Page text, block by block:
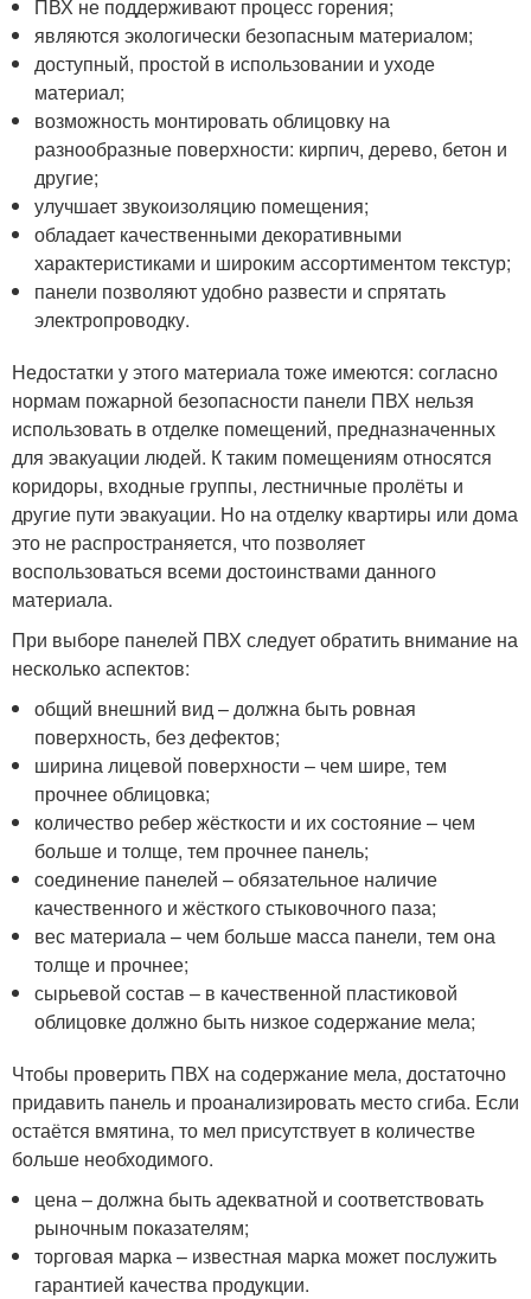
ПВХ не поддерживают процесс горения;
являются экологически безопасным материалом;
доступный, простой в использовании и уходе
материал;
возможность монтировать облицовку на
разнообразные поверхности: кирпич, дерево, бетон и
другие;
улучшает звукоизоляцию помещения;
обладает качественными декоративными
характеристиками и широким ассортиментом текстур;
панели позволяют удобно развести и спрятать
электропроводку.
Недостатки у этого материала тоже имеются: согласно
нормам пожарной безопасности панели ПВХ нельзя
использовать в отделке помещений, предназначенных
для эвакуации людей. К таким помещениям относятся
коридоры, входные группы, лестничные пролёты и
другие пути эвакуации. Но на отделку квартиры или дома
это не распространяется, что позволяет
воспользоваться всеми достоинствами данного
материала.
При выборе панелей ПВХ следует обратить внимание на
несколько аспектов:
общий внешний вид – должна быть ровная
поверхность, без дефектов;
ширина лицевой поверхности – чем шире, тем
прочнее облицовка;
количество ребер жёсткости и их состояние – чем
больше и толще, тем прочнее панель;
соединение панелей – обязательное наличие
качественного и жёсткого стыковочного паза;
вес материала – чем больше масса панели, тем она
толще и прочнее;
сырьевой состав – в качественной пластиковой
облицовке должно быть низкое содержание мела;
Чтобы проверить ПВХ на содержание мела, достаточно
придавить панель и проанализировать место сгиба. Если
остаётся вмятина, то мел присутствует в количестве
больше необходимого.
цена – должна быть адекватной и соответствовать
рыночным показателям;
торговая марка – известная марка может послужить
гарантией качества продукции.